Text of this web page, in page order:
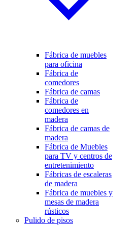
Fábrica de muebles
para oficina
Fábrica de
comedores
Fábrica de camas
Fábrica de
comedores en
madera
Fábrica de camas de
madera
Fábrica de Muebles
para TV y centros de
entretenimiento
Fábricas de escaleras
de madera
Fábrica de muebles y
mesas de madera
rústicos
Pulido de pisos